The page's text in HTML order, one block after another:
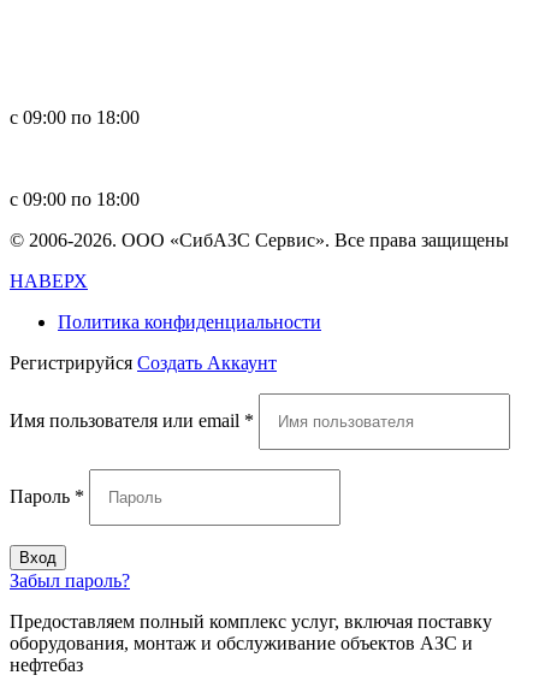
с 09:00 по 18:00
с 09:00 по 18:00
© 2006-2026. ООО «СибАЗС Сервис». Все права защищены
НАВЕРХ
Политика конфиденциальности
Регистрируйся Создать Аккаунт
Имя пользователя или email *
Пароль *
Вход
Забыл пароль?
Предоставляем полный комплекс услуг, включая поставку
оборудования, монтаж и обслуживание объектов АЗС и
нефтебаз